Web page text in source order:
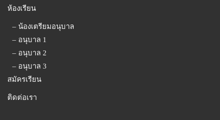
ห้องเรียน
– น้องเตรียมอนุบาล
– อนุบาล 1
– อนุบาล 2
– อนุบาล 3
สมัครเรียน
ติดต่อเรา